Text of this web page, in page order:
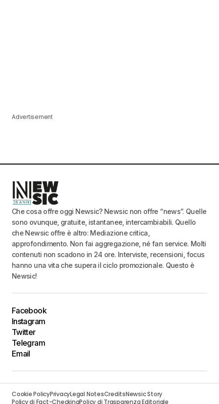
Advertisement
Che cosa offre oggi Newsic? Newsic non offre “news”. Quelle
sono ovunque, gratuite, istantanee, intercambiabili. Quello
che Newsic offre è altro: Mediazione critica,
approfondimento. Non fai aggregazione, né fan service. Molti
contenuti non scadono in 24 ore. Interviste, recensioni, focus
hanno una vita che supera il ciclo promozionale. Questo è
Newsic!
Facebook
Instagram
Twitter
Telegram
Email
Cookie PolicyPrivacyLegal NotesCreditsNewsic Story
Policy di Fact-CheckingPolicy di Trasparenza Editoriale